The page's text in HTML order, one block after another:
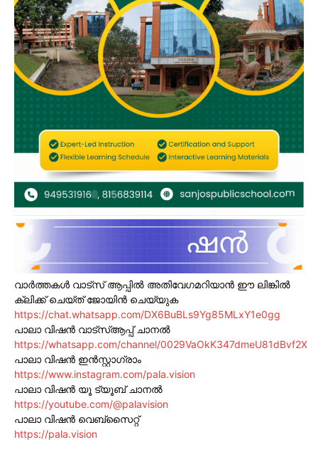
വാർത്തകൾ വാട്സ് ആപ്പിൽ അതിവേഗമറിയാൻ ഈ ലിങ്കിൽ
ക്ലിക്ക് ചെയ്ത് ജോയിൻ ചെയ്യുക
https://chat.whatsapp.com/DX6BuBLs9Yg85MLxY1e0gg
പാലാ വിഷൻ വാട്സ്ആപ്പ് ചാനൽ
https://whatsapp.com/channel/0029VaOkK347dmeU81dBvf2X
പാലാ വിഷൻ ഇൻസ്റ്റാഗ്രാം
https://www.instagram.com/pala.vision
പാലാ വിഷൻ യൂ ട്യൂബ് ചാനൽ
https://youtube.com/@palavision
പാലാ വിഷൻ വെബ്സൈറ്റ്
https://pala.vision